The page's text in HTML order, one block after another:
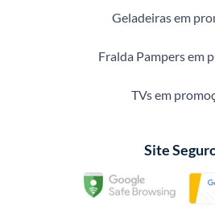
Geladeiras em
Fralda Pampers em
TVs em
Site